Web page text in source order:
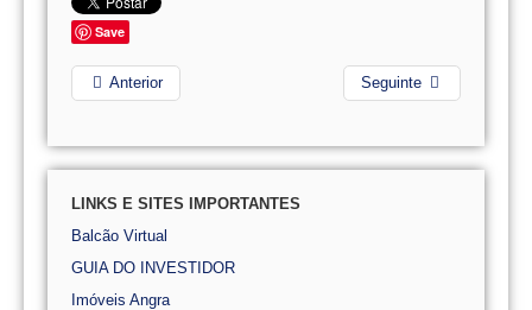
Save
Anterior Seguinte
LINKS E SITES IMPORTANTES
Balcão Virtual
GUIA DO INVESTIDOR
Imóveis Angra